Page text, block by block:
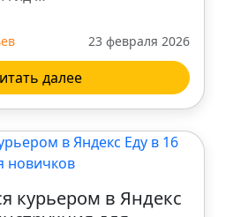
23 февраля 2026
далее
курьером в Яндекс